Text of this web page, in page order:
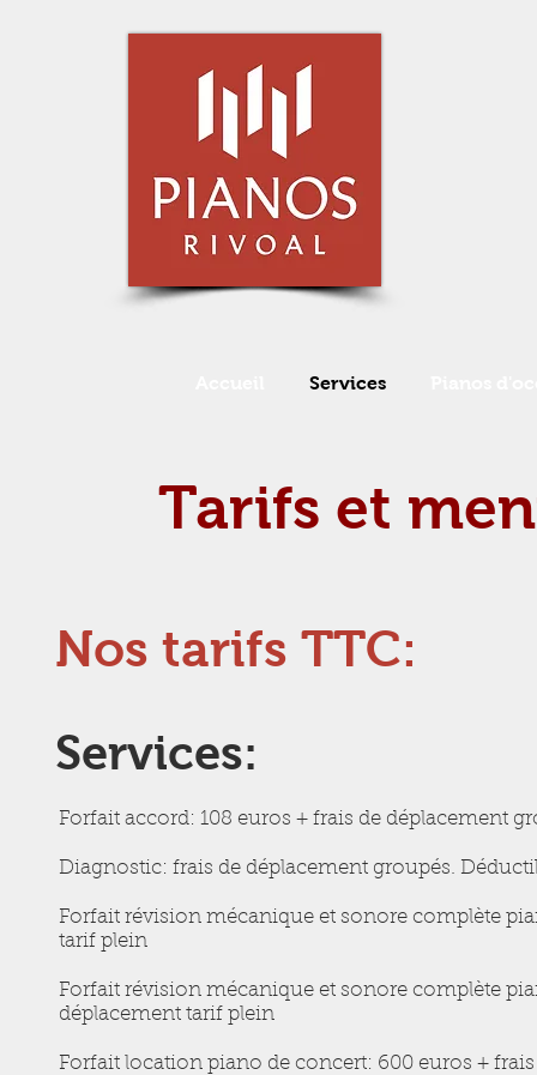
Services
Tarifs et
Nos tarifs TTC:
Services:
Forfait accord: 108 euros + frais de déplacement
Diagnostic: frais de déplacement groupés.
Forfait révision mécanique et sonore complète
tarif plein
Forfait révision mécanique et sonore complète
déplacement tarif plein
Forfait location piano de concert: 600 euros +